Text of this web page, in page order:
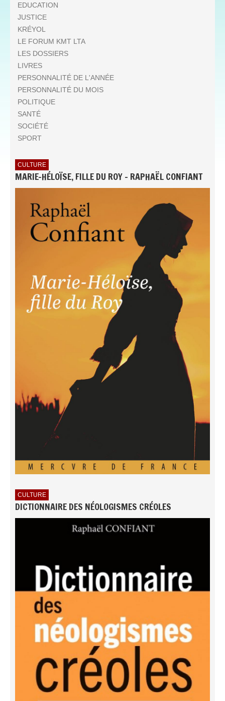
EDUCATION
JUSTICE
KRÉYOL
LE FORUM KMT LTA
LES DOSSIERS
LIVRES
PERSONNALITÉ DE L'ANNÉE
PERSONNALITÉ DU MOIS
POLITIQUE
SANTÉ
SOCIÉTÉ
SPORT
CULTURE
MARIE-HÉLOÏSE, FILLE DU ROY - RAPHAËL CONFIANT
CULTURE
DICTIONNAIRE DES NÉOLOGISMES CRÉOLES